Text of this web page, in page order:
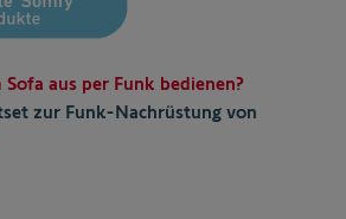
aus per Funk bedienen?
zur Funk-Nachrüstung von